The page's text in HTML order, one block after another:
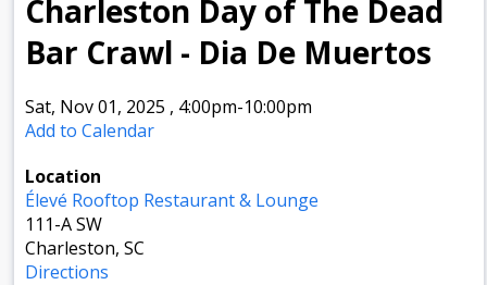
Charleston Day of The Dead
Bar Crawl - Dia De Muertos
Sat, Nov 01, 2025 , 4:00pm-10:00pm
Add to Calendar
Location
Élevé Rooftop Restaurant & Lounge
111-A SW
Charleston, SC
Directions